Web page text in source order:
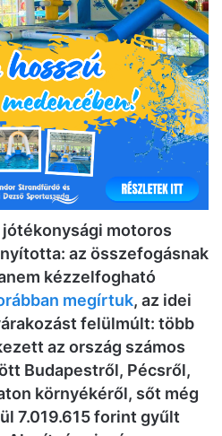
jótékonysági motoros
az összefogásnak
kézzelfogható
megírtuk, az idei
felülmúlt: több
az ország számos
Budapestről, Pécsről,
környékéről, sőt még
7.019.615 forint gyűlt